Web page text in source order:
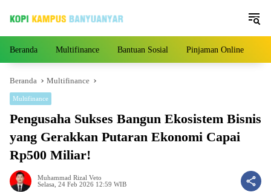
Beranda Multifinance Bantuan Sosial Pinjaman Online
Beranda Multifinance
Multifinance
Pengusaha Sukses Bangun Ekosistem Bisnis
yang Gerakkan Putaran Ekonomi Capai
Rp500 Miliar!
Muhammad Rizal Veto
Selasa, 24 Feb 2026 12:59 WIB